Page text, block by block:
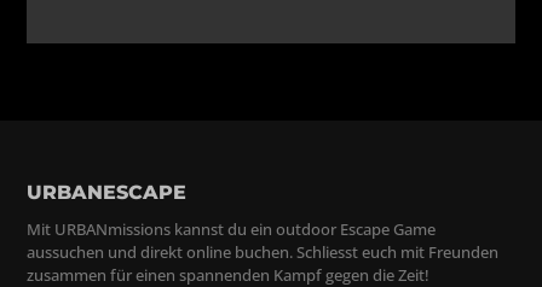
URBANESCAPE
Mit URBANmissions kannst du ein outdoor Escape Game
aussuchen und direkt online buchen. Schliesst euch mit Freunden
zusammen für einen spannenden Kampf gegen die Zeit!